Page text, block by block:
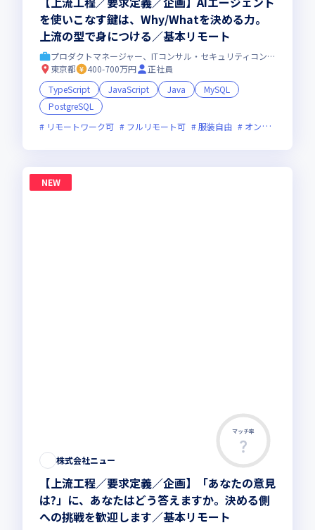
を使いこなす鍵は、Why/Whatを決める力。
上流の型で身につける／基本リモート
プロダクトマネージャー、ITコンサル・セキュリティコンサル
東京都
400-700万円
正社員
TypeScript
JavaScript Java
MySQL
PostgreSQL
リモートワーク可
フルリモート可 服装自由 オンライン選考可
NEW
マッチ率
株式会社ニュー
【上流工程／要求定義／企画】「あなたの意見
は?」に、あなたはどう答えますか。決める側
への挑戦を歓迎します／基本リモート